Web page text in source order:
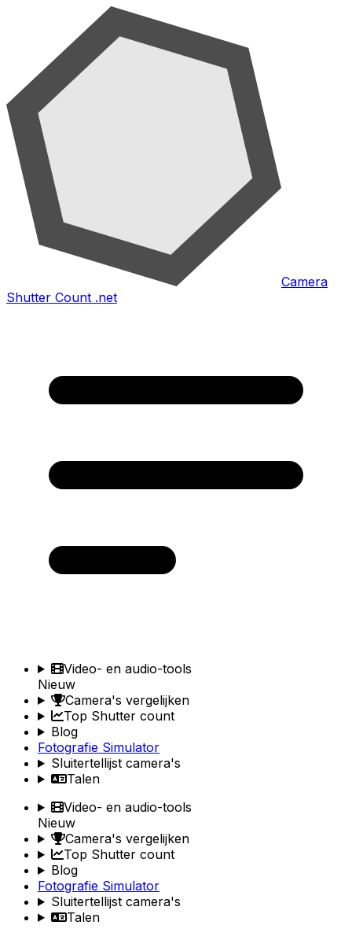
Camera
Shutter Count .net
Video- en audio-tools
Nieuw
Camera's vergelijken
Top Shutter count
Blog
Fotografie Simulator
Sluitertellijst camera's
Talen
Video- en audio-tools
Nieuw
Camera's vergelijken
Top Shutter count
Blog
Fotografie Simulator
Sluitertellijst camera's
Talen